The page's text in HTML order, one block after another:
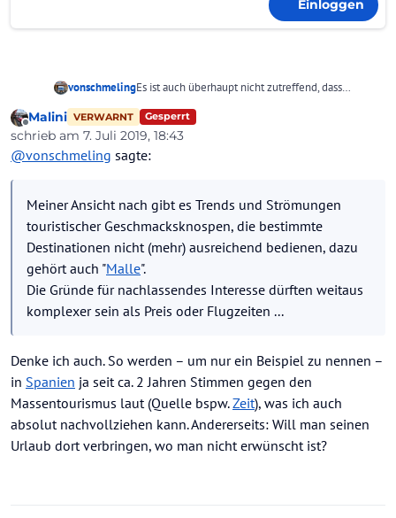
Einloggen
vonschmelingEs ist auch überhaupt nicht zutreffend, dass
zwangsläufig teurer sind, zumal sich sowohl die
Veranstalter als auch die Airlines bekanntlich
Änderungen vorhalten. Schon gar nicht so viel
Das gilt ebenfalls für Tickets im EPV, wo häufig die
ach so begehrlichen frühen Vögel (bis 9 Uhr in der
Früh) häufig preiswerter sind als die um 15 Uhr
(ex D).
Ich kann Günter nur zustimmen: Hier - wie auch in
vielen anderen Fällen! - ist die Übersicht für einen
Verbraucher quasi unmöglich, was eben zu
Spekulationen auf vollkommen falschen
Meiner Ansicht nach gibt es Trends und
Strömungen touristischer Geschmacksknospen,
die bestimmte Destinationen nicht (mehr)
ausreichend bedienen, dazu gehört auch "Malle".
Die Gründe für nachlassendes Interesse dürften
weitaus komplexer sein als Preis oder Flugzeiten
Offline
Malini VERWARNT Gesperrt
schrieb am 7. Juli 2019, 18:43
zuletzt editiert von Malini7. Juli 2019, 18:43
@vonschmeling sagte:
Meiner Ansicht nach gibt es Trends und Strömungen
touristischer Geschmacksknospen, die bestimmte
Destinationen nicht (mehr) ausreichend bedienen, dazu
gehört auch "Malle".
Die Gründe für nachlassendes Interesse dürften weitaus
komplexer sein als Preis oder Flugzeiten ...
Denke ich auch. So werden – um nur ein Beispiel zu nennen –
in Spanien ja seit ca. 2 Jahren Stimmen gegen den
Massentourismus laut (Quelle bspw.Zeit), was ich auch
absolut nachvollziehen kann. Andererseits: Will man seinen
Urlaub dort verbringen, wo man nicht erwünscht ist?